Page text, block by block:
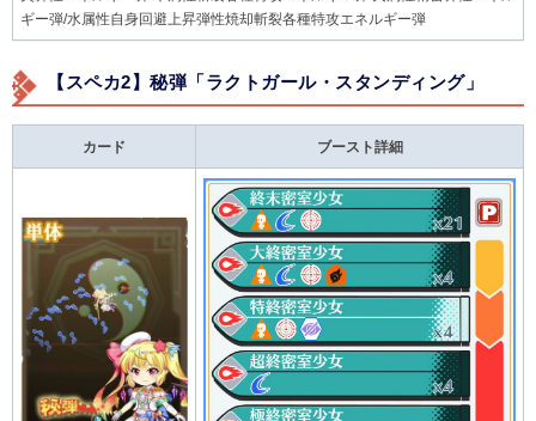
ギー弾/水属性自身回避上昇弾性焼却斬裂各種特攻エネルギー弾
【スペカ2】秘弾「ラクトガール・スタンディング」
カード ブースト詳細